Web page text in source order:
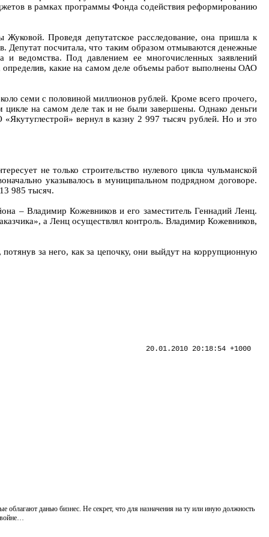
в рамках программы Фонда содействия реформированию
Жуковой. Проведя депутатское расследование, она пришла к
Депутат посчитала, что таким образом отмываются денежные
и ведомства. Под давлением ее многочисленных заявлений
определив, какие на самом деле объемы работ выполнены ОАО
семи с половиной миллионов рублей. Кроме всего прочего,
на самом деле так и не были завершены. Однако деньги
вернул в казну 2 997 тысяч рублей. Но и это
не только строительство нулевого цикла чульманской
указывалось в муниципальном подрядном договоре.
985 тысяч.
– Владимир Кожевников и его заместитель Геннадий Ленц.
а Ленц осуществлял контроль. Владимир Кожевников,
за него, как за цепочку, они выйдут на коррупционную
20.01.2010 20:18:54 +1000
данью бизнес. Не секрет, что для назначения на ту или иную должность